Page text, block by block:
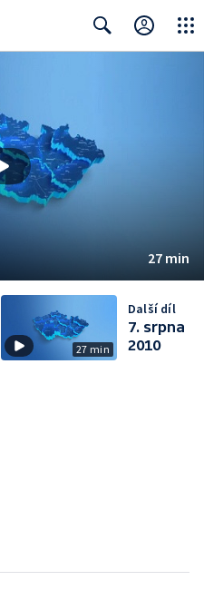
27 min
27 min
Další díl
7. srpna
2010